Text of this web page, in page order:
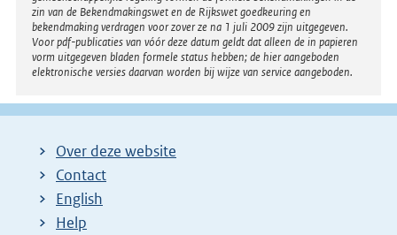
zin van de Bekendmakingswet en de Rijkswet goedkeuring en
bekendmaking verdragen voor zover ze na 1 juli 2009 zijn uitgegeven.
Voor pdf-publicaties van vóór deze datum geldt dat alleen de in papieren
vorm uitgegeven bladen formele status hebben; de hier aangeboden
elektronische versies daarvan worden bij wijze van service aangeboden.
Over deze website
Contact
English
Help